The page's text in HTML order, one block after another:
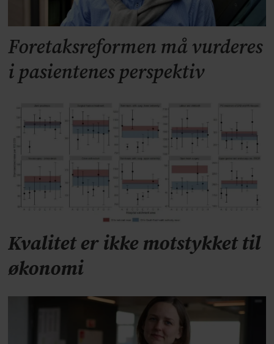
Foretaksreformen må vurderes
i pasientenes perspektiv
Kvalitet er ikke motstykket til
økonomi